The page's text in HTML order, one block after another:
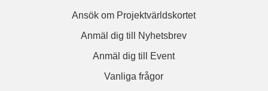
Ansök om Projektvärldskortet
Anmäl dig till Nyhetsbrev
Anmäl dig till Event
Vanliga frågor